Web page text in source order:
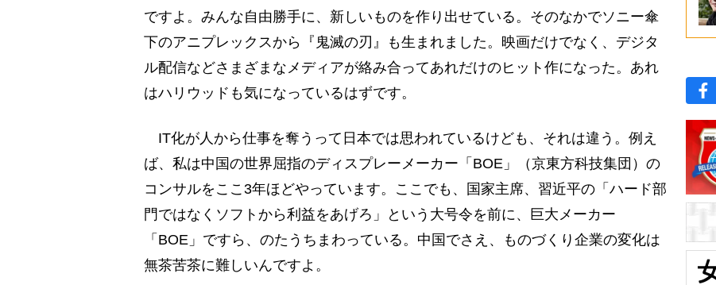
ですよ。みんな自由勝手に、新しいものを作り出せている。そのなかでソニー傘
下のアニプレックスから『鬼滅の刃』も生まれました。映画だけでなく、デジタ
ル配信などさまざまなメディアが絡み合ってあれだけのヒット作になった。あれ
はハリウッドも気になっているはずです。
IT化が人から仕事を奪うって日本では思われているけども、それは違う。例え
ば、私は中国の世界屈指のディスプレーメーカー「BOE」（京東方科技集団）の
コンサルをここ3年ほどやっています。ここでも、国家主席、習近平の「ハード部
門ではなくソフトから利益をあげろ」という大号令を前に、巨大メーカー
「BOE」ですら、のたうちまわっている。中国でさえ、ものづくり企業の変化は
無茶苦茶に難しいんですよ。